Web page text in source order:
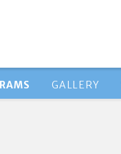
GALLERY